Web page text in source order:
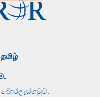
தமிழ்
බොරලැස්ගමුව.